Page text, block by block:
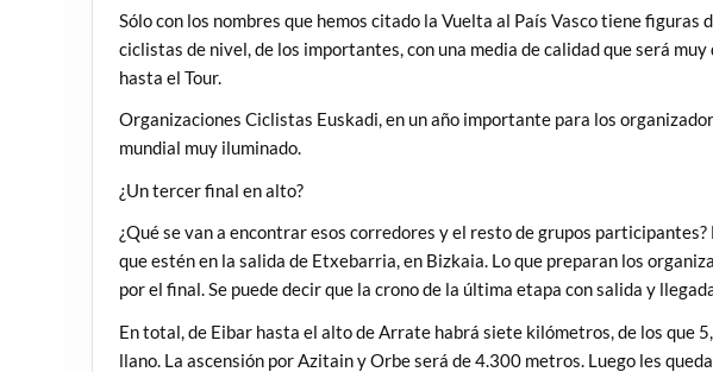
Sólo con los nombres que hemos citado la Vuelta al País Vasco tiene figuras
ciclistas de nivel, de los importantes, con una media de calidad que será
hasta el Tour.
Organizaciones Ciclistas Euskadi, en un año importante para los
mundial muy iluminado.
¿Un tercer final en alto?
¿Qué se van a encontrar esos corredores y el resto de grupos
que estén en la salida de Etxebarria, en Bizkaia. Lo que preparan los
por el final. Se puede decir que la crono de la última etapa con salida y
En total, de Eibar hasta el alto de Arrate habrá siete kilómetros, de los que
llano. La ascensión por Azitain y Orbe será de 4.300 metros. Luego les